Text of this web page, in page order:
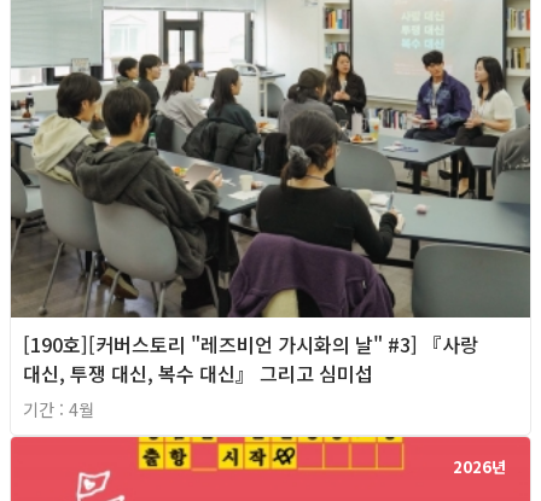
[190호][커버스토리 "레즈비언 가시화의 날" #3] 『사랑
대신, 투쟁 대신, 복수 대신』 그리고 심미섭
기간 : 4월
2026년